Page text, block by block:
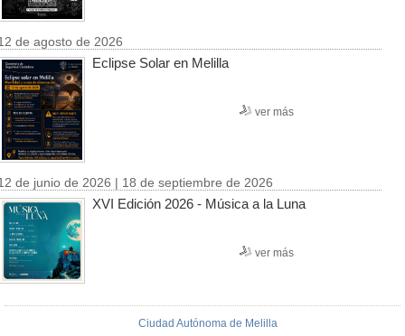
de agosto de 2026
Eclipse Solar en Melilla
ver más
de junio de 2026 | 18 de septiembre de 2026
XVI Edición 2026 - Música a la Luna
ver más
Ciudad Autónoma de Melilla